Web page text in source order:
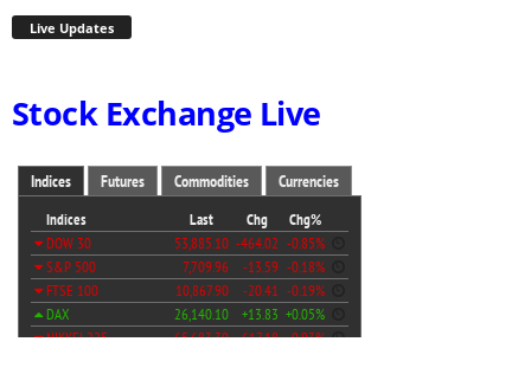
Live Updates
Stock Exchange Live